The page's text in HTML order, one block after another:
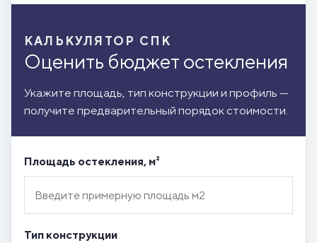
КАЛЬКУЛЯТОР СПК
Оценить бюджет остекления
Укажите площадь, тип конструкции и профиль —
получите предварительный порядок стоимости.
Площадь остекления, м²
Тип конструкции